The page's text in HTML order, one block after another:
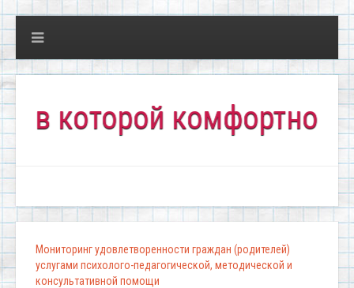
комфортно всем!"
Мониторинг удовлетворенности граждан (родителей)
услугами психолого-педагогической, методической и
консультативной помощи